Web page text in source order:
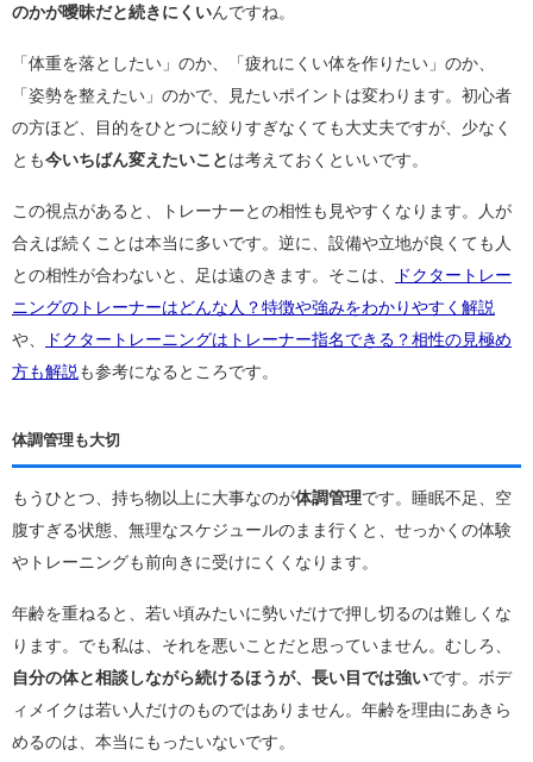
のかが曖昧だと続きにくいんですね。
「体重を落としたい」のか、「疲れにくい体を作りたい」のか、
「姿勢を整えたい」のかで、見たいポイントは変わります。初心者
の方ほど、目的をひとつに絞りすぎなくても大丈夫ですが、少なく
とも今いちばん変えたいことは考えておくといいです。
この視点があると、トレーナーとの相性も見やすくなります。人が
合えば続くことは本当に多いです。逆に、設備や立地が良くても人
との相性が合わないと、足は遠のきます。そこは、
ドクタートレー
ニングのトレーナーはどんな人？特徴や強みをわかりやすく解説
や、
ドクタートレーニングはトレーナー指名できる？相性の見極め
方も解説 も参考になるところです。
体調管理も大切
もうひとつ、持ち物以上に大事なのが体調管理です。睡眠不足、空
腹すぎる状態、無理なスケジュールのまま行くと、せっかくの体験
やトレーニングも前向きに受けにくくなります。
年齢を重ねると、若い頃みたいに勢いだけで押し切るのは難しくな
ります。でも私は、それを悪いことだと思っていません。むしろ、
自分の体と相談しながら続けるほうが、長い目では強いです。ボデ
ィメイクは若い人だけのものではありません。年齢を理由にあきら
めるのは、本当にもったいないです。